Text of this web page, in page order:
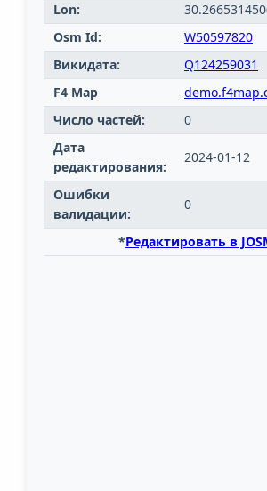
Lon:
Osm Id:
W50597820
Викидата:
Q124259031
F4 Map
Число частей:
0
Дата
редактирования:
2024-01-12
Ошибки
валидации:
0
*Редактировать в